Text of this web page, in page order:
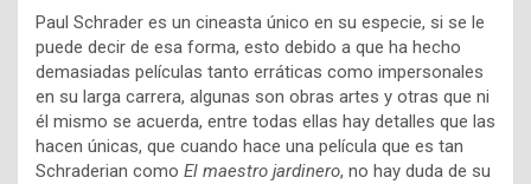
Paul Schrader es un cineasta único en su especie, si se le
puede decir de esa forma, esto debido a que ha hecho
demasiadas películas tanto erráticas como impersonales
en su larga carrera, algunas son obras artes y otras que ni
él mismo se acuerda, entre todas ellas hay detalles que las
hacen únicas, que cuando hace una película que es tan
Schraderian como El maestro jardinero, no hay duda de su